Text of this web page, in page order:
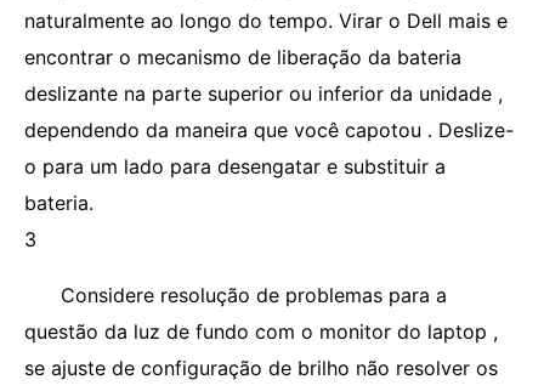
naturalmente ao longo do tempo. Virar o Dell mais e
encontrar o mecanismo de liberação da bateria
deslizante na parte superior ou inferior da unidade ,
dependendo da maneira que você capotou . Deslize-
o para um lado para desengatar e substituir a
bateria.
3
Considere resolução de problemas para a
questão da luz de fundo com o monitor do laptop ,
se ajuste de configuração de brilho não resolver os